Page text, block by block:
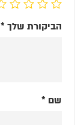
הביקורת שלך *
שם *